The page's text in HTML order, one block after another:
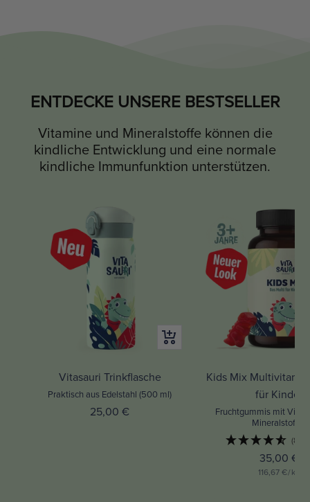
ENTDECKE UNSERE BESTSELLER
Vitamine und Mineralstoffe können die
kindliche Entwicklung und eine normale
kindliche Immunfunktion unterstützen.
Schnellansicht
Vitasauri Trinkflasche
Praktisch aus Edelstahl (500 ml)
Angebotspreis
25,00 €
Kids Mix
für Kinder
Fruchtgummis mit
Mineralstoffen
(8
35,00 €
116,67 €/ kg